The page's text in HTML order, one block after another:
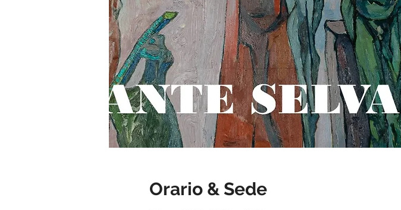
Orario & Sede